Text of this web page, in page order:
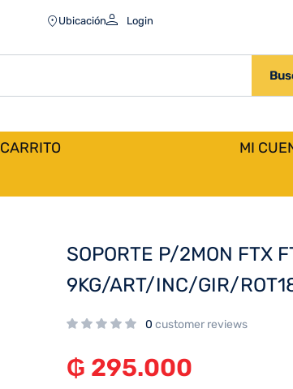
Ubicación Login
CARRITO
MI
SOPORTE P/2MON FTX
9KG/ART/INC/GIR/
0 customer reviews
₲ 295.000